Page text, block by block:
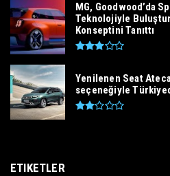
MG, Goodwood’da
Teknolojiyle
Konseptini Tanıttı
Yenilenen Seat
seçeneğiyle
ETIKETLER